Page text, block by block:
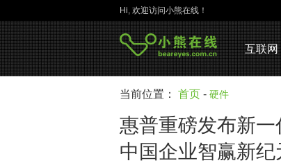
Hi, 欢迎访问小熊在线！
互联网
当前位置： 首页 - 硬件
惠普重磅发布新
中国企业智赢新纪